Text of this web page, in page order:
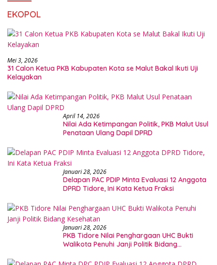
EKOPOL
Mei 3, 2026
31 Calon Ketua PKB Kabupaten Kota se Malut Bakal Ikuti Uji
Kelayakan
April 14, 2026
Nilai Ada Ketimpangan Politik, PKB Malut Usul
Penataan Ulang Dapil DPRD
Januari 28, 2026
Delapan PAC PDIP Minta Evaluasi 12 Anggota
DPRD Tidore, Ini Kata Ketua Fraksi
Januari 28, 2026
PKB Tidore Nilai Penghargaan UHC Bukti
Walikota Penuhi Janji Politik Bidang